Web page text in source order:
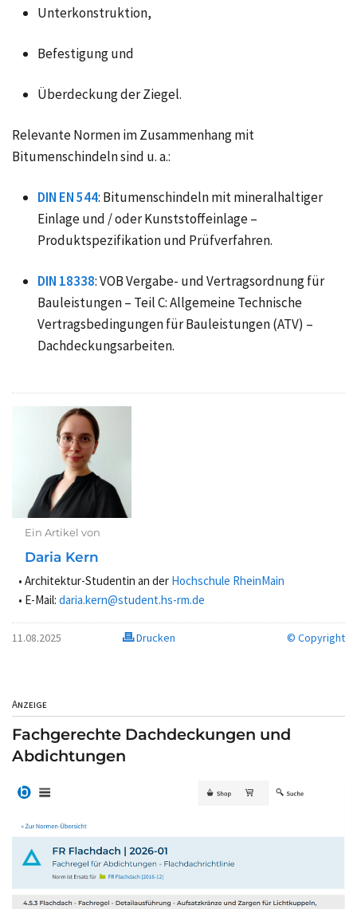
Unterkonstruktion,
Befestigung und
Überdeckung der Ziegel.
Relevante Normen im Zusammenhang mit
Bitumenschindeln sind u. a.:
DIN EN 544: Bitumenschindeln mit mineralhaltiger
Einlage und / oder Kunststoffeinlage –
Produktspezifikation und Prüfverfahren.
DIN 18338: VOB Vergabe- und Vertragsordnung für
Bauleistungen – Teil C: Allgemeine Technische
Vertragsbedingungen für Bauleistungen (ATV) –
Dachdeckungsarbeiten.
Ein Artikel von
Daria Kern
Architektur-Studentin an der Hochschule RheinMain
E-Mail: daria.kern@student.hs-rm.de
11.08.2025 Drucken © Copyright
Anzeige
Fachgerechte Dachdeckungen und
Abdichtungen